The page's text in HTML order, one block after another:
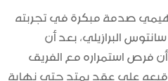
صدمة مبكرة في تجربته
البرازيلي، بعد أن
فرص استمراره مع الفريق
على عقد يمتد حتى نهاية